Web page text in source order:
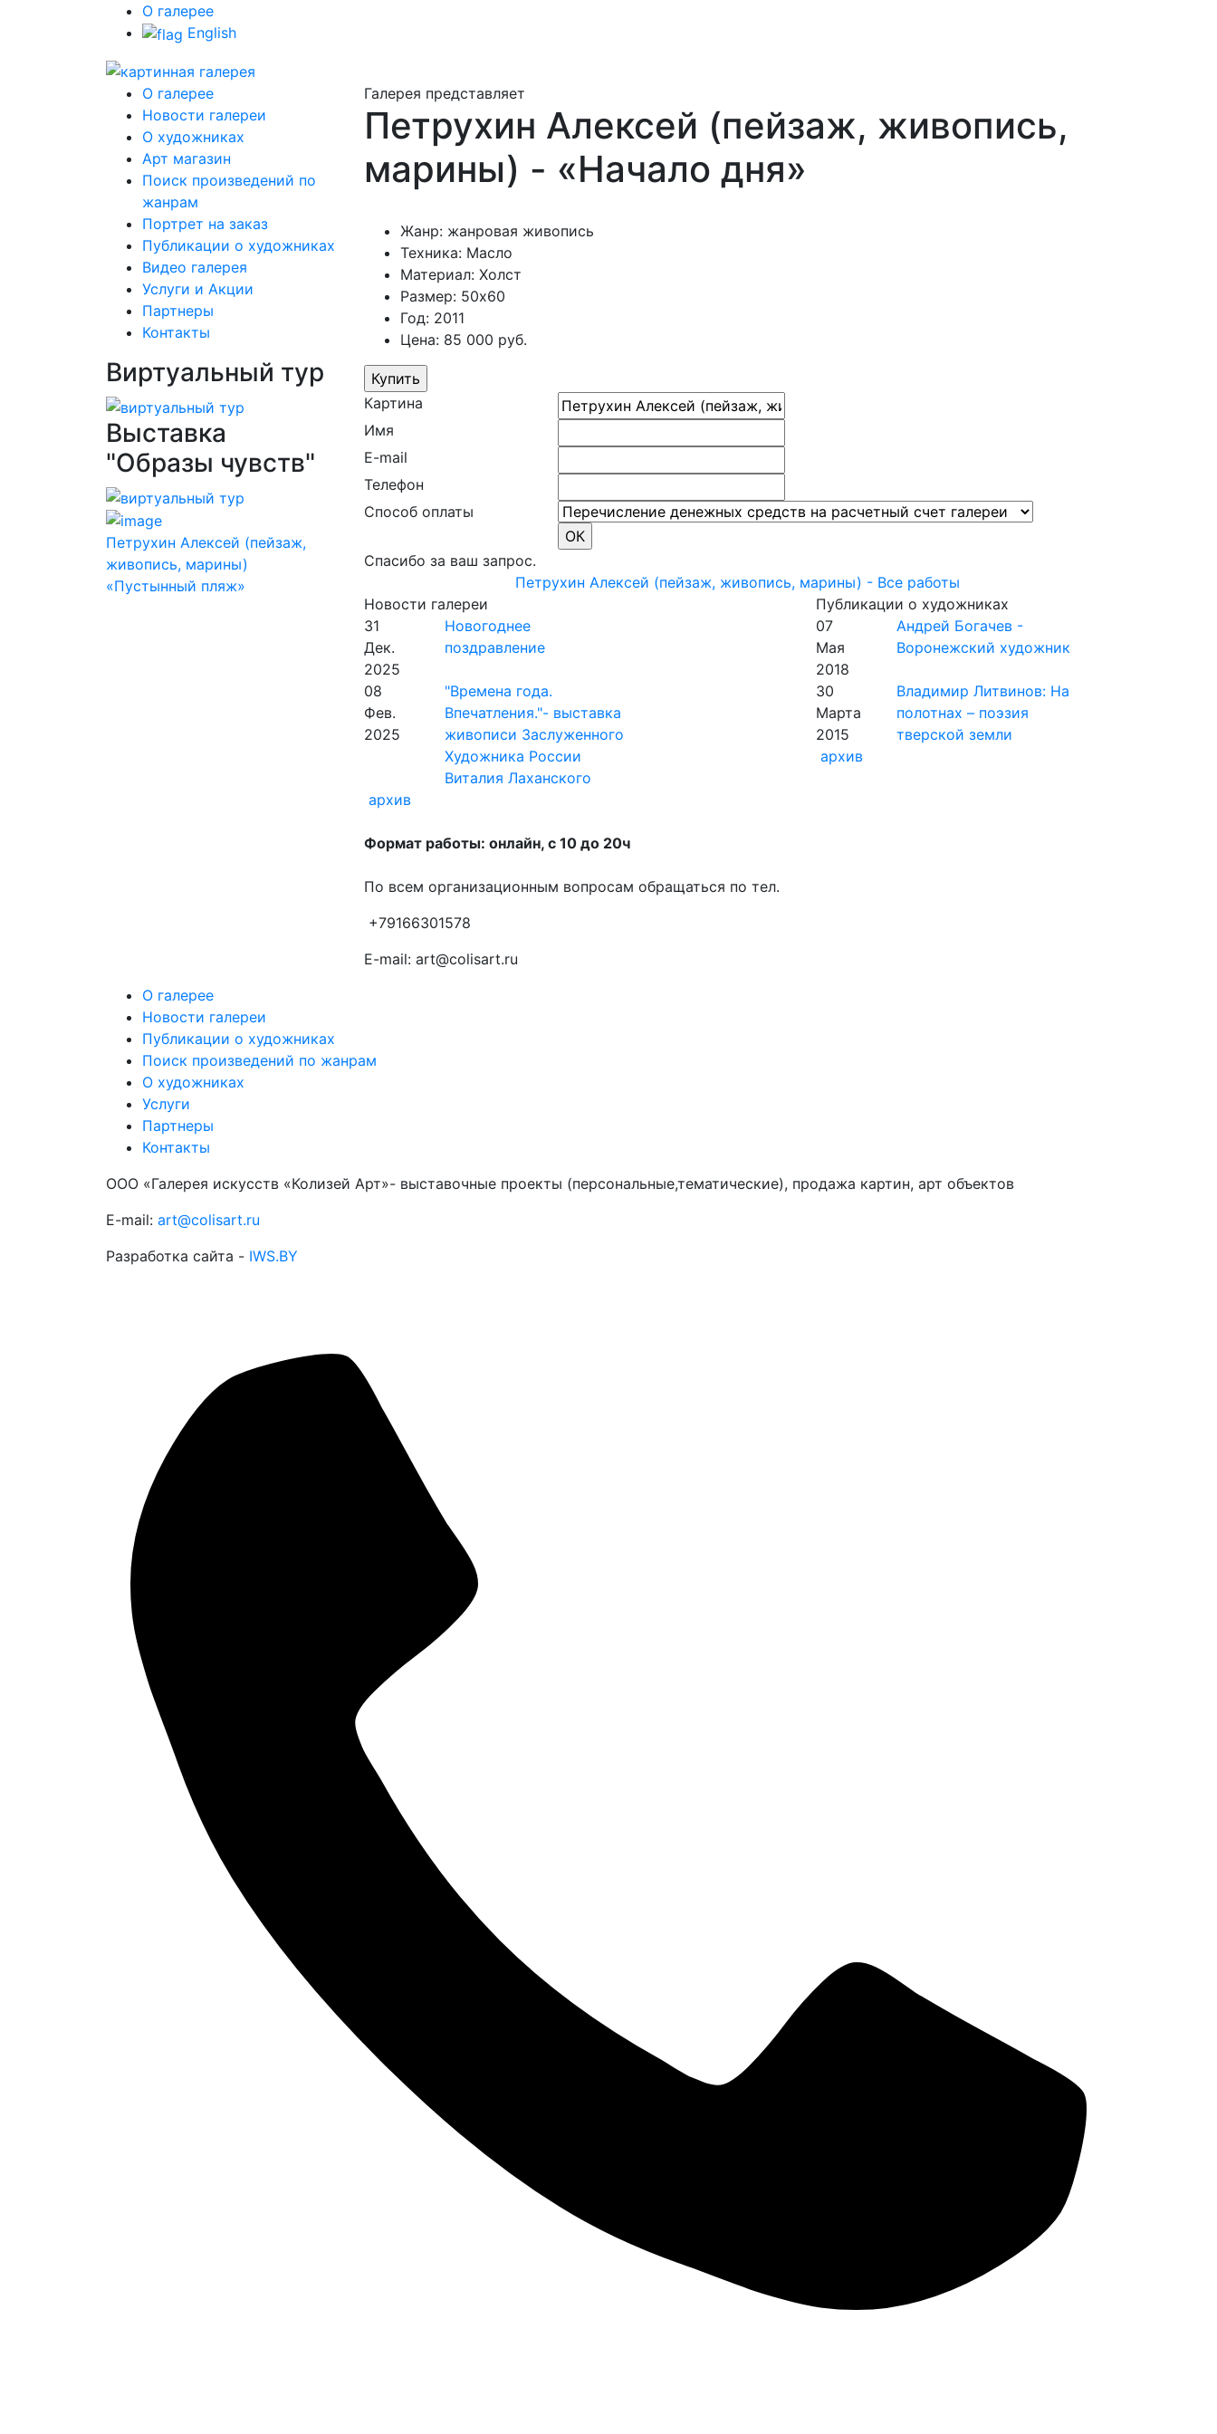
О галерее
English
О галерее
Новости галереи
О художниках
Арт магазин
Поиск произведений по
жанрам
Портрет на заказ
Публикации о художниках
Видео галерея
Услуги и Акции
Партнеры
Контакты
Виртуальный тур
Выставка
"Образы чувств"
Петрухин Алексей (пейзаж,
живопись, марины)
«Пустынный пляж»
Галерея представляет
Петрухин Алексей (пейзаж, живопись,
марины) - «Начало дня»
Жанр: жанровая живопись
Техника: Масло
Материал: Холст
Размер: 50х60
Год: 2011
Цена: 85 000 руб.
Картина
Имя
E-mail
Телефон
Способ оплаты
Спасибо за ваш запрос.
Петрухин Алексей (пейзаж, живопись, марины) - Все работы
Новости галереи
31
Дек.
2025
Новогоднее
поздравление
08
Фев.
2025
"Времена года.
Впечатления."- выставка
живописи Заслуженного
Художника России
Виталия Лаханского
архив
Публикации о художниках
07
Мая
2018
Андрей Богачев -
Воронежский художник
30
Марта
2015
Владимир Литвинов: На
полотнах – поэзия
тверской земли
архив
Формат работы: онлайн, с 10 до 20ч
По всем организационным вопросам обращаться по тел.
+79166301578
E-mail: art@colisart.ru
О галерее
Новости галереи
Публикации о художниках
Поиск произведений по жанрам
О художниках
Услуги
Партнеры
Контакты
ООО «Галерея искусств «Колизей Арт»- выставочные проекты (персональные,тематические), продажа картин, арт объектов
E-mail: art@colisart.ru
Разработка сайта - IWS.BY